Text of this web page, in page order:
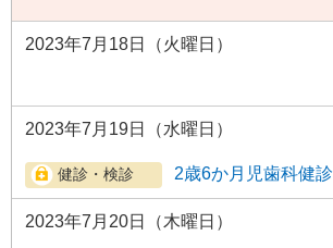
2023年7月18日（火曜日）
2023年7月19日（水曜日）
2歳6か月児歯科健診
2023年7月20日（木曜日）